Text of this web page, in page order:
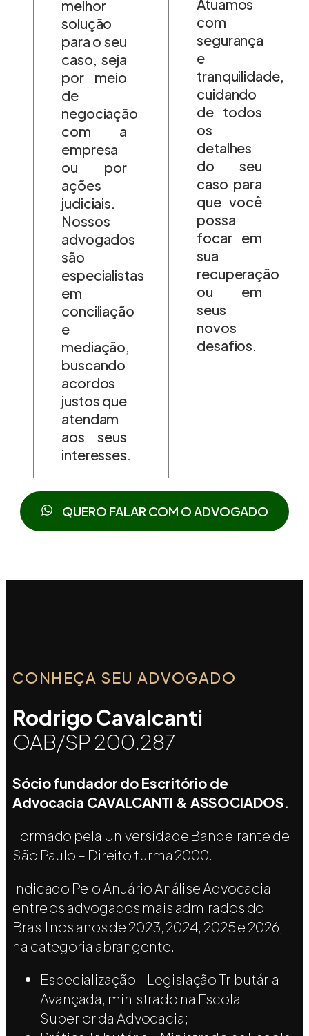
melhor
solução
para o seu
caso, seja
por meio
de
negociação
com a
empresa
ou por
ações
judiciais.
Nossos
advogados
são
especialistas
em
conciliação
e
mediação,
buscando
acordos
justos que
atendam
aos seus
interesses.
Atuamos
com
segurança
e
tranquilidade,
cuidando
de todos
os
detalhes
do seu
caso para
que você
possa
focar em
sua
recuperação
ou em
seus
novos
desafios.
QUERO FALAR COM O ADVOGADO
CONHEÇA SEU ADVOGADO
Rodrigo Cavalcanti
OAB/SP 200.287
Sócio fundador do Escritório de
Advocacia CAVALCANTI & ASSOCIADOS.
Formado pela Universidade Bandeirante de
São Paulo – Direito turma 2000.
Indicado Pelo Anuário Análise Advocacia
entre os advogados mais admirados do
Brasil nos anos de 2023, 2024, 2025 e 2026,
na categoria abrangente.
Especialização – Legislação Tributária
Avançada, ministrado na Escola
Superior da Advocacia;